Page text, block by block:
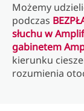
Możemy
podczas
słuchu w
gabinetem
kierunku
rozumienia